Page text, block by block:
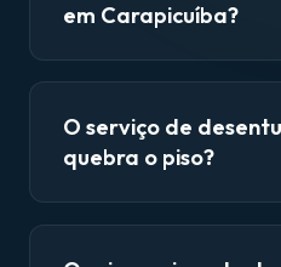
em Carapicuíba?
O serviço de
quebra o piso?